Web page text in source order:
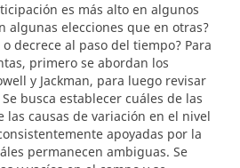
es más alto en algunos
algunas elecciones que en otras?
decrece al paso del tiempo? Para
primero se abordan los
y Jackman, para luego revisar
busca establecer cuáles de las
las causas de variación en el nivel
apoyadas por la
permanecen ambiguas. Se